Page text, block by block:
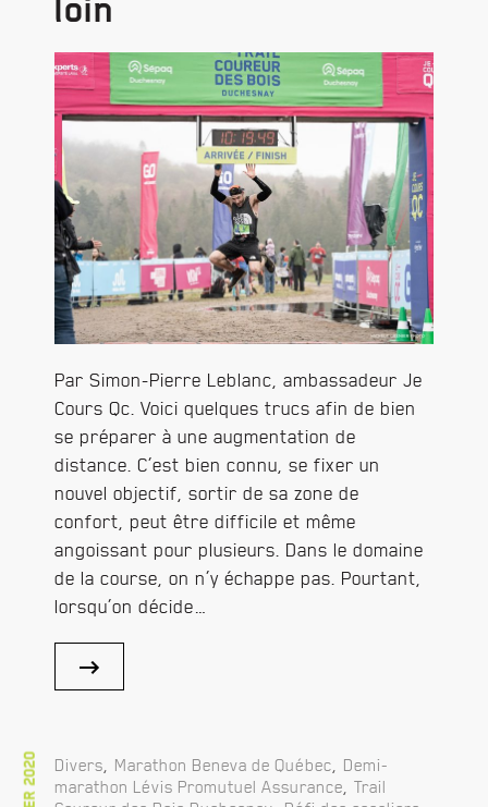
loin
Par Simon-Pierre Leblanc, ambassadeur Je
Cours Qc. Voici quelques trucs afin de bien
se préparer à une augmentation de
distance. C’est bien connu, se fixer un
nouvel objectif, sortir de sa zone de
confort, peut être difficile et même
angoissant pour plusieurs. Dans le domaine
de la course, on n’y échappe pas. Pourtant,
lorsqu’on décide…
Divers Marathon Beneva de Québec
Demi-
marathon Lévis Promutuel Assurance
Trail